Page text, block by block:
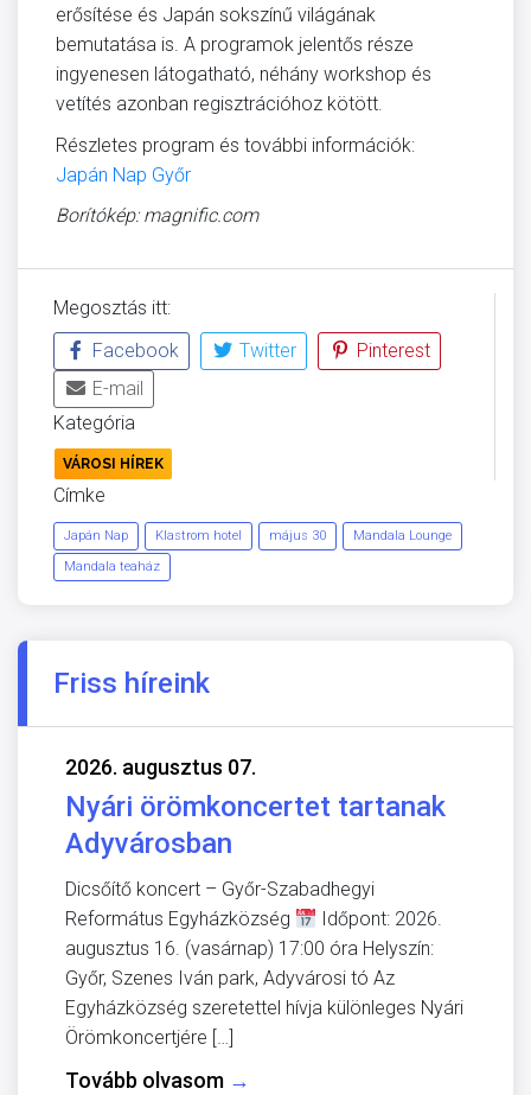
erősítése és Japán sokszínű világának
bemutatása is. A programok jelentős része
ingyenesen látogatható, néhány workshop és
vetítés azonban regisztrációhoz kötött.
Részletes program és további információk:
Japán Nap Győr
Borítókép: magnific.com
Megosztás itt:
Facebook
Twitter
Pinterest
E-mail
Kategória
VÁROSI HÍREK
Címke
Japán Nap Klastrom hotel május 30
Mandala Lounge
Mandala teaház
Friss híreink
2026. augusztus 07.
Nyári örömkoncertet tartanak
Adyvárosban
Dicsőítő koncert – Győr-Szabadhegyi
Református Egyházközség
Időpont: 2026.
augusztus 16. (vasárnap) 17:00 óra Helyszín:
Győr, Szenes Iván park, Adyvárosi tó Az
Egyházközség szeretettel hívja különleges Nyári
Örömkoncertjére […]
Tovább olvasom →